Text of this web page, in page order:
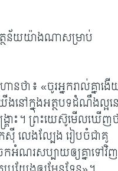
ថន័យ​យ៉ាង​ណា​សម្រាប់​
ាន​ថា៖ «ចូរ​អ្នក​រាល់​គ្នា​ង
ើង​នៅ​ក្នុង​អត្ថបទ​ដំណឹងល្អ​
គ្រោះ។ ព្រះយេស៊ូ​មើល​ឃើញ​
ស៊ី លេងល្បែង រៀបចំ​ជា​គូ​
ែក​អំណរ​សប្បាយ​ឲ្យ​គ្នា​ទៅ​វិញ​